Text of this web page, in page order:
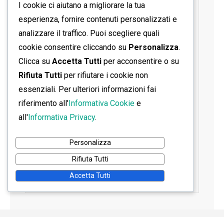
SEGUICI SU FACEBOOK
I cookie ci aiutano a migliorare la tua
esperienza, fornire contenuti personalizzati e
analizzare il traffico. Puoi scegliere quali
cookie consentire cliccando su Personalizza.
Clicca su Accetta Tutti per acconsentire o su
Rifiuta Tutti per rifiutare i cookie non
essenziali. Per ulteriori informazioni fai
riferimento all'Informativa Cookie e
all'Informativa Privacy.
Personalizza
Rifiuta Tutti
Accetta Tutti